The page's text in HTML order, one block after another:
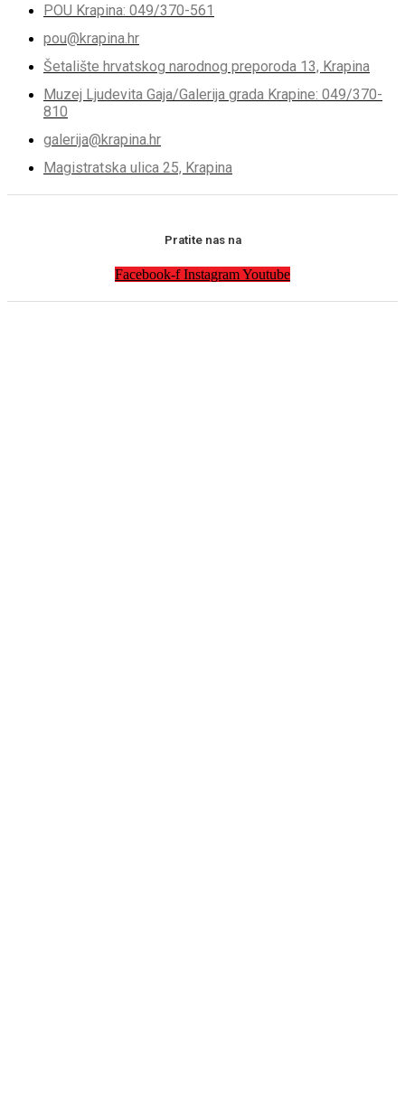
POU Krapina: 049/370-561
pou@krapina.hr
Šetalište hrvatskog narodnog preporoda 13, Krapina
Muzej Ljudevita Gaja/Galerija grada Krapine: 049/370-
810
galerija@krapina.hr
Magistratska ulica 25, Krapina
Pratite nas na
Facebook-f InstagramYoutube